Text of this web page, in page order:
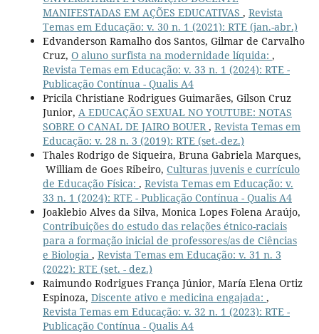
MANIFESTADAS EM AÇÕES EDUCATIVAS , Revista
Temas em Educação: v. 30 n. 1 (2021): RTE (jan.-abr.)
Edvanderson Ramalho dos Santos, Gilmar de Carvalho
Cruz, O aluno surfista na modernidade líquida: ,
Revista Temas em Educação: v. 33 n. 1 (2024): RTE -
Publicação Contínua - Qualis A4
Pricila Christiane Rodrigues Guimarães, Gilson Cruz
Junior, A EDUCAÇÃO SEXUAL NO YOUTUBE: NOTAS
SOBRE O CANAL DE JAIRO BOUER, Revista Temas em
Educação: v. 28 n. 3 (2019): RTE (set.-dez.)
Thales Rodrigo de Siqueira, Bruna Gabriela Marques,
William de Goes Ribeiro, Culturas juvenis e currículo
de Educação Física: , Revista Temas em Educação: v.
33 n. 1 (2024): RTE - Publicação Contínua - Qualis A4
Joaklebio Alves da Silva, Monica Lopes Folena Araújo,
Contribuições do estudo das relações étnico-raciais
para a formação inicial de professores/as de Ciências
e Biologia , Revista Temas em Educação: v. 31 n. 3
(2022): RTE (set. - dez.)
Raimundo Rodrigues França Júnior, María Elena Ortiz
Espinoza, Discente ativo e medicina engajada: ,
Revista Temas em Educação: v. 32 n. 1 (2023): RTE -
Publicação Contínua - Qualis A4